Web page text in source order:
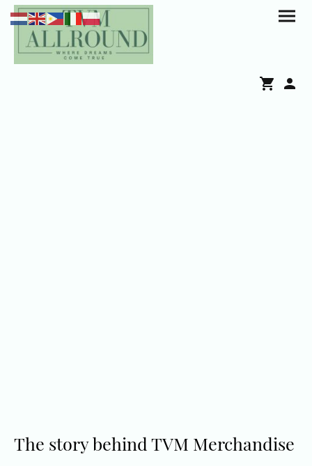
The story behind TVM Merchandise